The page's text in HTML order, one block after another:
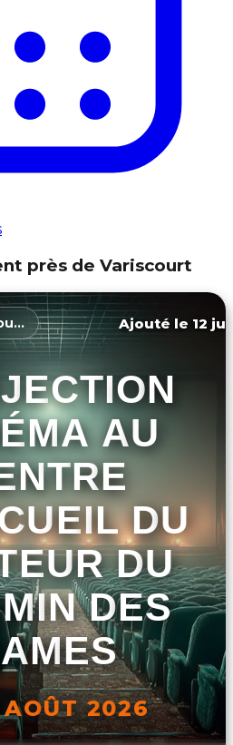
près de Variscourt
Oulches-la-vallée-foulon Ajouté le 12
AU
DU
DU
DES
2026